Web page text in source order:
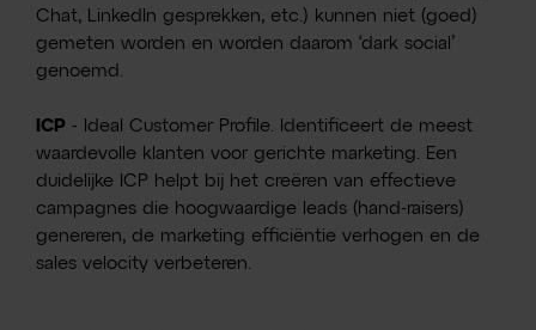
Chat, LinkedIn gesprekken, etc.) kunnen niet (goed)
gemeten worden en worden daarom ‘dark social’
genoemd.
ICP - Ideal Customer Profile. Identificeert de meest
waardevolle klanten voor gerichte marketing. Een
duidelijke ICP helpt bij het creëren van effectieve
campagnes die hoogwaardige leads (hand-raisers)
genereren, de marketing efficiëntie verhogen en de
sales velocity verbeteren.